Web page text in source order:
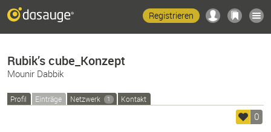
Registrieren
Rubik’s cube_Konzept
Mounir Dabbik
Profil Einträge Netzwerk 1 Kontakt
0